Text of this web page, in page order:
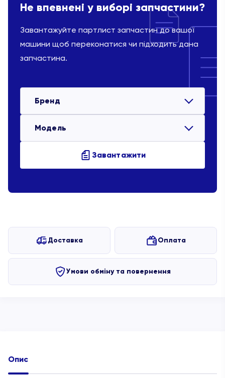
Не впевнені у виборі запчастини?
Завантажуйте партлист запчастин до вашої
машини щоб переконатися чи підходить дана
запчастина.
Бренд
Модель
Завантажити
Доставка Оплата
Умови обміну та повернення
Опис